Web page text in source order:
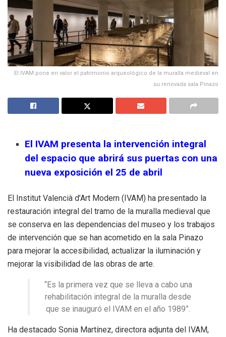
El IVAM pone en valor el patrimonio arqueológico de la muralla medieval en
su renovada sala Pinazo
El IVAM presenta la intervención integral
del espacio que abrirá sus puertas con una
nueva exposición el 25 de abril
El Institut Valencià d’Art Modern (IVAM) ha presentado la
restauración integral del tramo de la muralla medieval que
se conserva en las dependencias del museo y los trabajos
de intervención que se han acometido en la sala Pinazo
para mejorar la accesibilidad, actualizar la iluminación y
mejorar la visibilidad de las obras de arte.
“Es la primera vez que se lleva a cabo una
rehabilitación integral de la muralla desde
que se inauguró el IVAM en el año 1989”.
Ha destacado Sonia Martínez, directora adjunta del IVAM,